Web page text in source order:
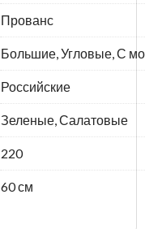
Прованс
Большие, Угловые, С
Российские
Зеленые, Салатовые
220
60 см